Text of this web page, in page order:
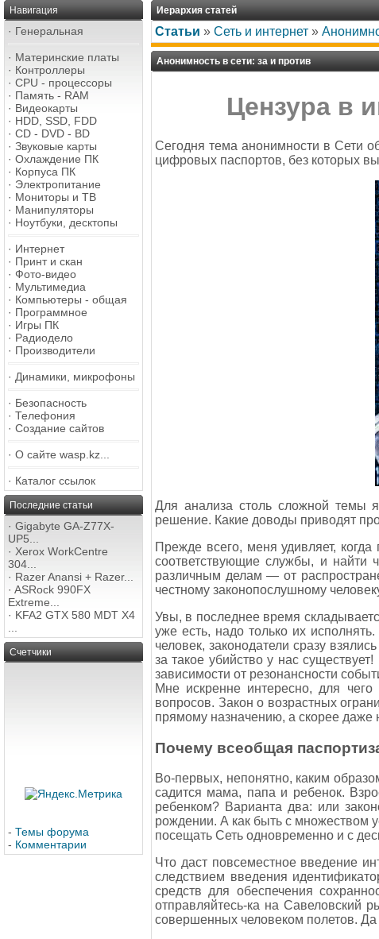
Навигация
· Генеральная
· Материнские платы
· Контроллеры
· CPU - процессоры
· Память - RAM
· Видеокарты
· HDD, SSD, FDD
· CD - DVD - BD
· Звуковые карты
· Охлаждение ПК
· Корпуса ПК
· Электропитание
· Мониторы и ТВ
· Манипуляторы
· Ноутбуки, десктопы
· Интернет
· Принт и скан
· Фото-видео
· Мультимедиа
· Компьютеры - общая
· Программное
· Игры ПК
· Радиодело
· Производители
· Динамики, микрофоны
· Безопасность
· Телефония
· Создание сайтов
· О сайте wasp.kz...
· Каталог ссылок
Последние статьи
· Gigabyte GA-Z77X-
UP5...
· Xerox WorkCentre
304...
· Razer Anansi + Razer...
· ASRock 990FX
Extreme...
· KFA2 GTX 580 MDT X4
Счетчики
- Темы форума
- Комментарии
Иерархия статей
Статьи » Сеть и интернет »
Анонимность в сети: за и против
Цензура в
Сегодня тема анонимности в Сети
цифровых паспортов, без которых
Для анализа столь сложной темы
решение. Какие доводы приводят
Прежде всего, меня удивляет,
соответствующие службы, и найти
различным делам — от
честному законопослушному
Увы, в последнее время
уже есть, надо только их
человек, законодатели сразу
за такое убийство у нас
зависимости от резонансности
Мне искренне интересно, для чего
вопросов. Закон о возрастных
прямому назначению, а скорее даже
Почему всеобщая
Во-первых, непонятно, каким
садится мама, папа и ребенок.
ребенком? Варианта два: или
рождении. А как быть с множеством
посещать Сеть одновременно и с
Что даст повсеместное введение
следствием введения
средств для обеспечения
отправляйтесь-ка на Савеловский
совершенных человеком полетов. Да